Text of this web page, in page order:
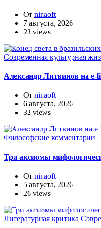
От ninaoft
7 августа, 2026
23 views
Современная культурная
Александр Литвинов на e-
От ninaoft
6 августа, 2026
32 views
Философские комментарии
Три аксиомы
От ninaoft
5 августа, 2026
26 views
Литературная критика